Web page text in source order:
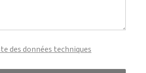
des données techniques